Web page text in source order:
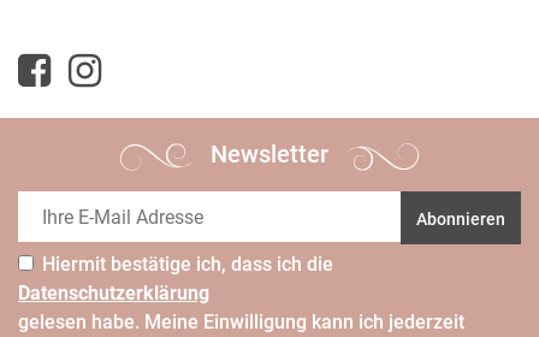
Newsletter
Abonnieren
Hiermit bestätige ich, dass ich die
Daten­schutz­erklärung
gelesen habe. Meine Einwilligung kann ich jederzeit